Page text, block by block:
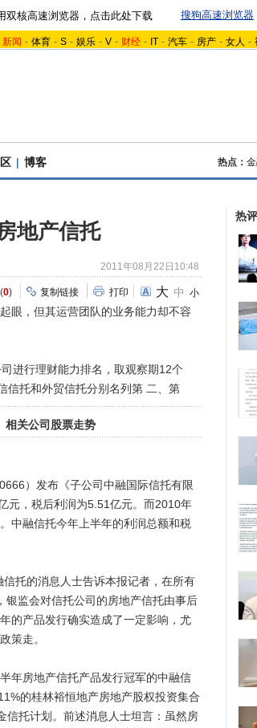
双核高速浏览器，点击此处下载 搜狗高速浏览器
新闻 - 体育 - S - 娱乐 - V - 财经 - IT - 汽车 - 房产 - 女人 -
| 博客 热点：
地产信托
2011年08月22日10:48
(0) 复制链接 打印 大 中 小
，但其运营团队的业务能力却不容
进行理财能力排名，取观察期12个
信托和外贸信托分别名列第
相关公司股票走势
二、第
）发布《子公司中融国际信托有限
元，税后利润为5.51亿元。而2010年
中融信托今年上半年的利润总额和税
托的消息人士告诉本报记者，在所有
监会对信托公司的房地产信托由事后
的产品发行确实造成了一定影响，尤
策走。
房地产信托产品发行冠军的中融信
的桂林裕恒地产房地产股权投资集合
信托计划。前述消息人士坦言：虽然房
热